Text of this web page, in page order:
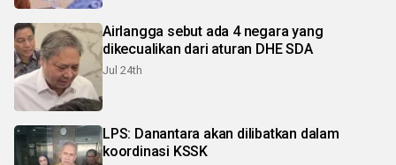
Airlangga sebut ada 4 negara yang
dikecualikan dari aturan DHE SDA
Jul 24th
LPS: Danantara akan dilibatkan dalam
koordinasi KSSK